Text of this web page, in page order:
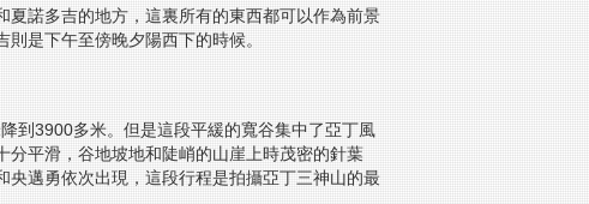
諾多吉的地方，這裏所有的東西都可以作為前景
是下午至傍晚夕陽西下的時候。
到3900多米。但是這段平緩的寬谷集中了亞丁風
平滑，谷地坡地和陡峭的山崖上時茂密的針葉
邁勇依次出現，這段行程是拍攝亞丁三神山的最